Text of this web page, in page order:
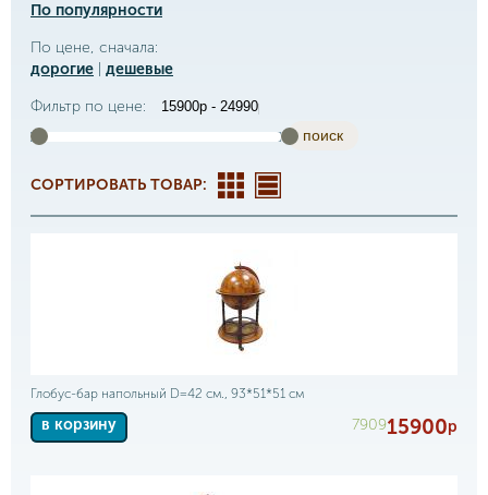
По популярности
По цене, сначала:
дорогие
дешевые
Фильтр по цене:
поиск
СОРТИРОВАТЬ ТОВАР:
Глобус-бар напольный D=42 см., 93*51*51 см
в корзину 790915900р